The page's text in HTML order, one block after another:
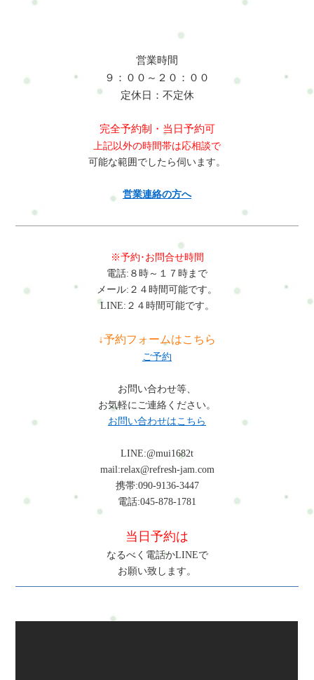
営業時間
９：００～２０：００
定休日：不定休
完全予約制・当日予約可
上記以外の時間帯は応相談で
可能な範囲でしたら伺います。
営業連絡の方へ
※予約･お問合せ時間
電話:８時～１７時まで
メール:２４時間可能です。
LINE:２４時間可能です。
↓予約フォームはこちら
ご予約
お問い合わせ等、
お気軽にご連絡ください。
お問い合わせはこちら
LINE:@mui1682t
mail:relax@refresh-jam.com
携帯:090-9136-3447
電話:045-878-1781
当日予約は
なるべく電話かLINEで
お願い致します。